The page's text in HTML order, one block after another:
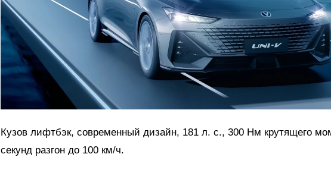
Кузов лифтбэк, современный дизайн, 181 л. с., 300 Нм крутящего
секунд разгон до 100 км/ч.